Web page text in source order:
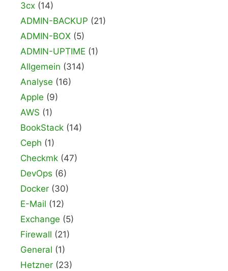
3cx (14)
ADMIN-BACKUP (21)
ADMIN-BOX (5)
ADMIN-UPTIME (1)
Allgemein (314)
Analyse (16)
Apple (9)
AWS (1)
BookStack (14)
Ceph (1)
Checkmk (47)
DevOps (6)
Docker (30)
E-Mail (12)
Exchange (5)
Firewall (21)
General (1)
Hetzner (23)